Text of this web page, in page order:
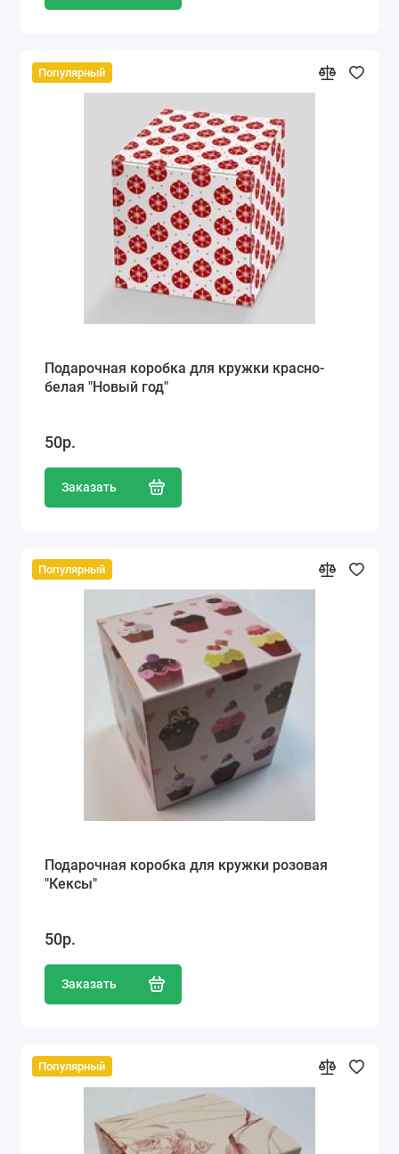
Популярный
Подарочная коробка для кружки красно-
белая "Новый год"
50р.
Заказать
Популярный
Подарочная коробка для кружки розовая
"Кексы"
50р.
Заказать
Популярный